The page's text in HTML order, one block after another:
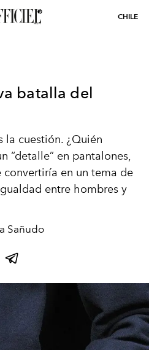
CHILE
batalla del
la cuestión. ¿Quién
“detalle” en pantalones,
convertiría en un tema de
entre hombres y
Sañudo